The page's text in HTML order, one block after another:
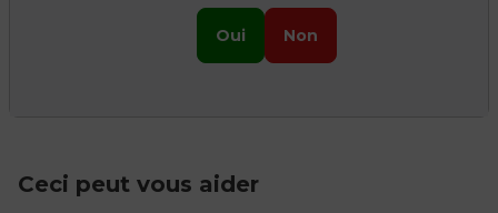
Oui Non
Ceci peut vous aider